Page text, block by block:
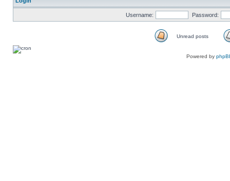
Username: Password:
Unread posts
Powered by